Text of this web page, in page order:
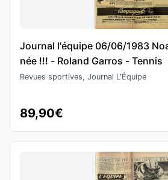
Journal l'équipe 06/06/1983
née !!! - Roland Garros - Tennis
Revues sportives, Journal L'Équipe
89,90€